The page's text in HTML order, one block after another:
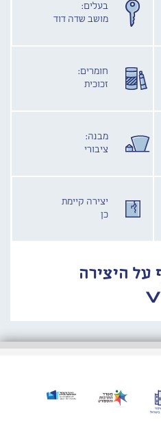
בעלים:
מושב שדה דוד
חומרים:
זכוכית
מבנה:
ציבורי
יצירה קיימת
כן
על היצירה